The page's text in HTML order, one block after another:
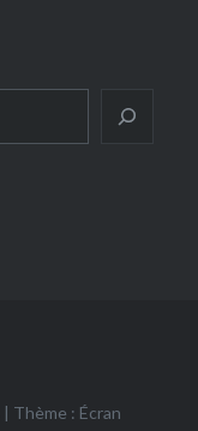
| Thème : Écran